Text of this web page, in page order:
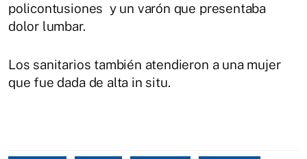
policontusiones y un varón que presentaba
dolor lumbar.
Los sanitarios también atendieron a una mujer
que fue dada de alta in situ.